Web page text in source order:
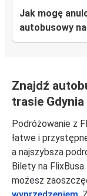
Jak mogę
autobusowy
Znajdź
trasie Gdynia
Podróżowanie z
łatwe i
a najszybsza
Bilety na
możesz